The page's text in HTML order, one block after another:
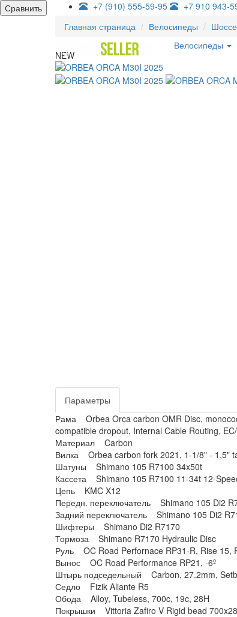
Сравнить +7 (910) 555-59-95 +7 910 943-
Велосипеды
Главная страница Велосипеды
NEW
Параметры
Рама Orbea Orca carbon OMR Disc,
compatible dropout, Internal Cable Routing,
Материал Carbon
Вилка Orbea carbon fork 2021, 1-1/8" - 1,5"
Шатуны Shimano 105 R7100 34x50t
Кассета Shimano 105 R7100 11-34t 12-
Цепь KMC X12
Передн. переключатель Shimano 105 Di2
Задний переключатель Shimano 105 Di2
Шифтеры Shimano Di2 R7170
Тормоза Shimano R7170 Hydraulic Disc
Руль OC Road Perfornace RP31-R, Rise 15,
Вынос OC Road Performance RP21, -6º
Штырь подседельный Carbon, 27.2mm,
Седло Fizik Aliante R5
Обода Alloy, Tubeless, 700c, 19c, 28H
Покрышки Vittoria Zafiro V Rigid bead